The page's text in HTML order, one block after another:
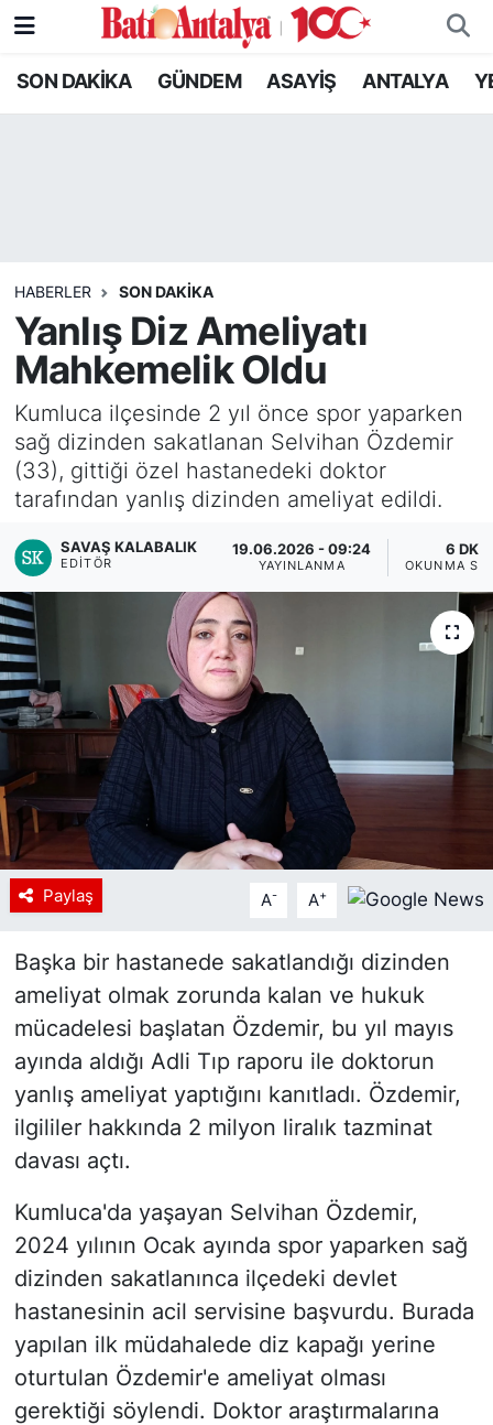
SON DAKİKA GÜNDEM ASAYİŞ ANTALYA
HABERLER SON DAKIKA
Yanlış Diz Ameliyatı
Mahkemelik Oldu
Kumluca ilçesinde 2 yıl önce spor yaparken
sağ dizinden sakatlanan Selvihan Özdemir
(33), gittiği özel hastanedeki doktor
tarafından yanlış dizinden ameliyat edildi.
SAVAŞ KALABALIK
EDITÖR
19.06.2026 - 09:24
YAYINLANMA
6 DK
OKUNMA
Paylaş A- A+
Başka bir hastanede sakatlandığı dizinden
ameliyat olmak zorunda kalan ve hukuk
mücadelesi başlatan Özdemir, bu yıl mayıs
ayında aldığı Adli Tıp raporu ile doktorun
yanlış ameliyat yaptığını kanıtladı. Özdemir,
ilgililer hakkında 2 milyon liralık tazminat
davası açtı.
Kumluca'da yaşayan Selvihan Özdemir,
2024 yılının Ocak ayında spor yaparken sağ
dizinden sakatlanınca ilçedeki devlet
hastanesinin acil servisine başvurdu. Burada
yapılan ilk müdahalede diz kapağı yerine
oturtulan Özdemir'e ameliyat olması
gerektiği söylendi. Doktor araştırmalarına
SON DAKİKA
RESMİ İLANLAR
EKONOMİ
Nöbetçi Eczaneler
Son Dakika Haberleri
Haber Arşivi